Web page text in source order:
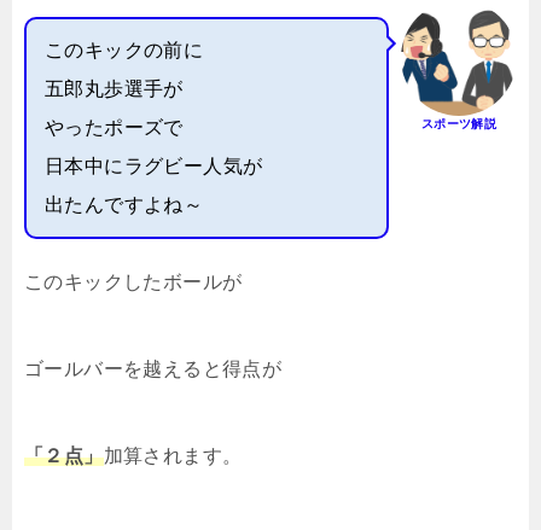
このキックの前に
五郎丸歩選手が
やったポーズで
日本中にラグビー人気が
出たんですよね～
スポーツ解説
このキックしたボールが
ゴールバーを越えると得点が
「２点」加算されます。